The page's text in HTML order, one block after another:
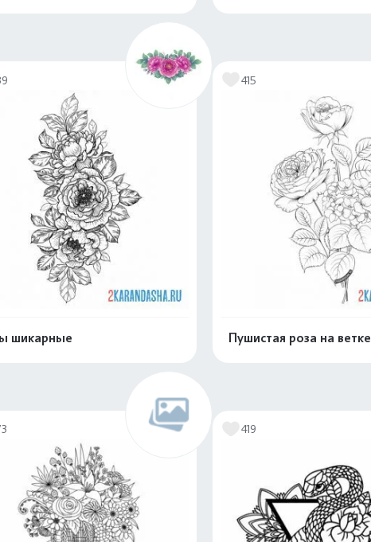
шикарные
415
Пушистая роза на ветке
419